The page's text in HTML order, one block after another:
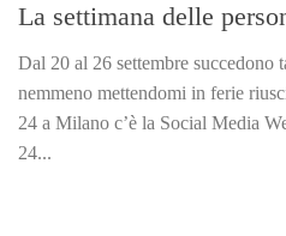
La settimana delle
Dal 20 al 26 settembre succedono
nemmeno mettendomi in ferie
24 a Milano c’è la Social Media
24...